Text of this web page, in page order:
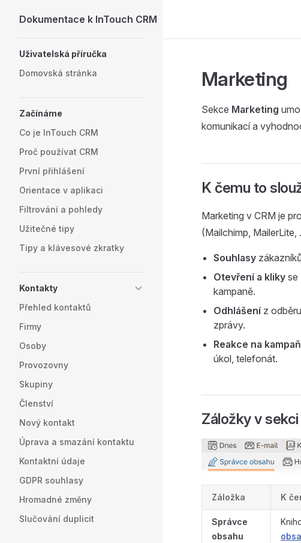
Skip to content
Dokumentace k InTouch CRM
Uživatelská příručka
Domovská stránka
Začínáme
Co je InTouch CRM
Proč používat CRM
První přihlášení
Orientace v aplikaci
Filtrování a pohledy
Užitečné tipy
Tipy a klávesové zkratky
Kontakty
Přehled kontaktů
Firmy
Osoby
Provozovny
Skupiny
Členství
Nový kontakt
Úprava a smazání kontaktu
Kontaktní údaje
GDPR souhlasy
Hromadné změny
Slučování duplicit
Marketing
Sekce Marketing
komunikací a
K čemu to
Marketing v CRM je
(Mailchimp,
Souhlasy
Otevření a kliky se
kampaně.
Odhlášení z
zprávy.
Reakce na kampaň
úkol, telefonát.
Záložky v
Záložka K
Správce
obsahu